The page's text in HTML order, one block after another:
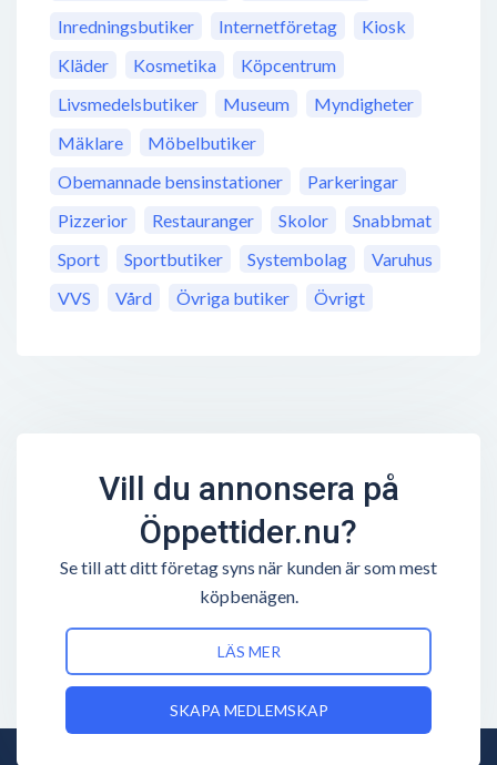
Inredningsbutiker
Internetföretag
Kiosk
Kläder
Kosmetika
Köpcentrum
Livsmedelsbutiker
Museum
Myndigheter
Mäklare
Möbelbutiker
Obemannade bensinstationer
Parkeringar
Pizzerior
Restauranger Skolor
Snabbmat
Sport
Sportbutiker Systembolag
Varuhus
VVS
Vård Övriga butiker Övrigt
Vill du annonsera på
Öppettider.nu?
Se till att ditt företag syns när kunden är som mest
köpbenägen.
LÄS MER
SKAPA MEDLEMSKAP